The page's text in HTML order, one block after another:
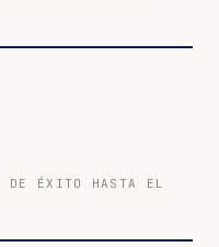
DE ÉXITO HASTA EL